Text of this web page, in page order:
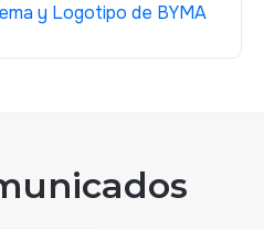
y Logotipo de BYMA